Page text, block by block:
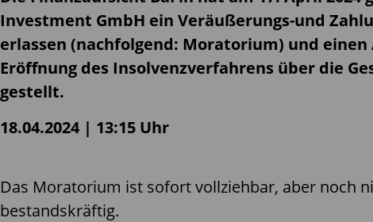
Investment GmbH ein Veräußerungs-und
erlassen (nachfolgend: Moratorium) und
Eröffnung des Insolvenzverfahrens über die
gestellt.
18.04.2024 | 13:15 Uhr
Das Moratorium ist sofort vollziehbar, aber noch
bestandskräftig.